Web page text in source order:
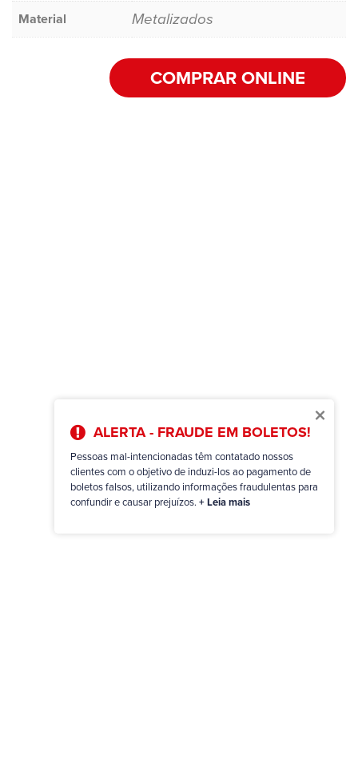
×
ALERTA - FRAUDE EM BOLETOS!
Pessoas mal-intencionadas têm contatado nossos
clientes com o objetivo de induzi-los ao pagamento de
boletos falsos, utilizando informações fraudulentas para
confundir e causar prejuízos. + Leia mais
Material Metalizados
COMPRAR ONLINE